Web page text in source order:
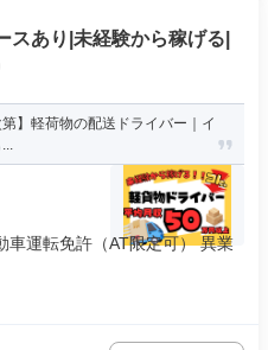
スあり|未経験から稼げる|
】軽荷物の配送ドライバー｜イ
車運転免許（AT限定可） 異業